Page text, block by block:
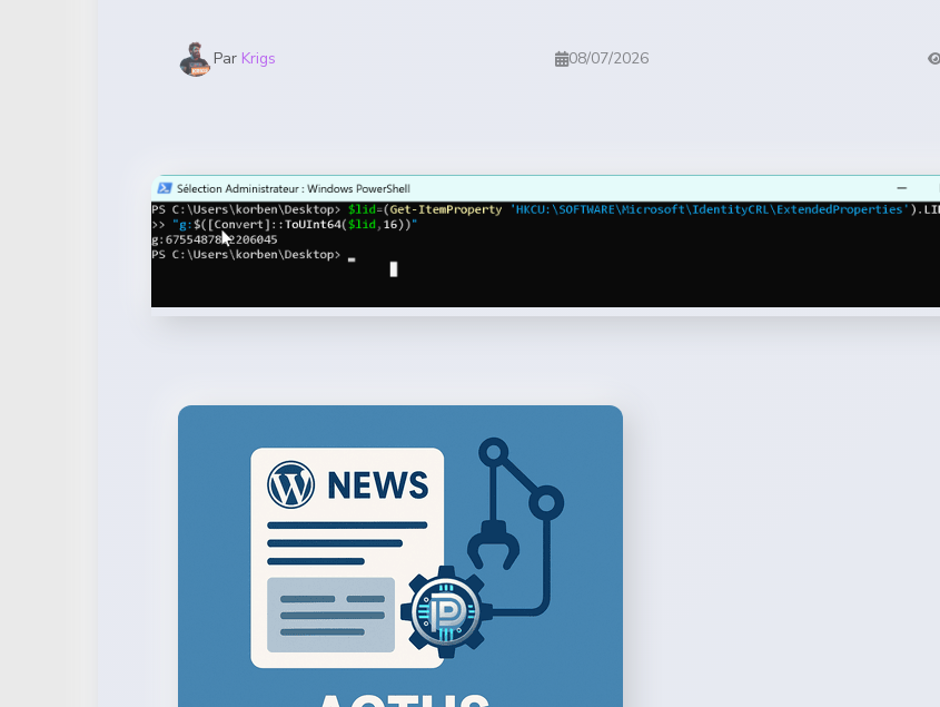
Par Krigs 08/07/2026